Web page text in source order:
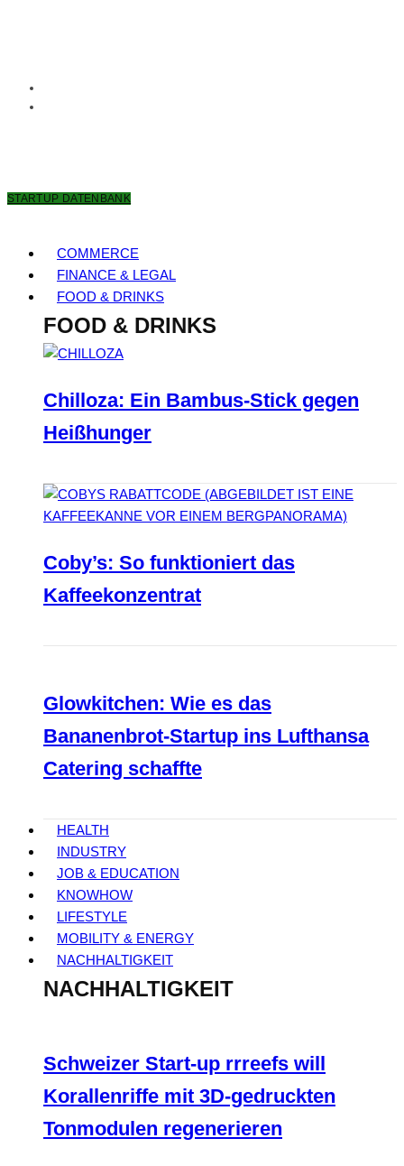
STARTUP DATENBANK
COMMERCE
FINANCE & LEGAL
FOOD & DRINKS
FOOD & DRINKS
Chilloza: Ein Bambus-Stick gegen
Heißhunger
Coby’s: So funktioniert das
Kaffeekonzentrat
Glowkitchen: Wie es das
Bananenbrot-Startup ins Lufthansa
Catering schaffte
HEALTH
INDUSTRY
JOB & EDUCATION
KNOWHOW
LIFESTYLE
MOBILITY & ENERGY
NACHHALTIGKEIT
NACHHALTIGKEIT
Schweizer Start-up rrreefs will
Korallenriffe mit 3D-gedruckten
Tonmodulen regenerieren